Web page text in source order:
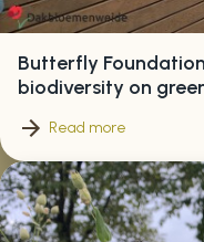
Butterfly
biodiversity on
Read more